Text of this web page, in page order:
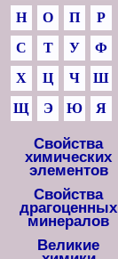
Н
О П
Р
С
Т У
Ф
Х
Ц Ч
Ш
Щ
Э Ю Я
Свойства
химических
элементов
Свойства
драгоценных
минералов
Великие